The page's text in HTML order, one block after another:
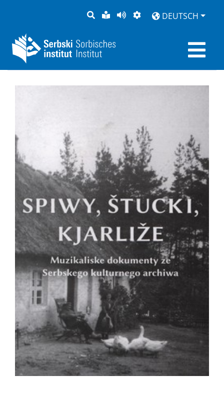
SUCHELEICHTE
SPRACHE
SEITEDARSTELLUNG
DEUTSCH